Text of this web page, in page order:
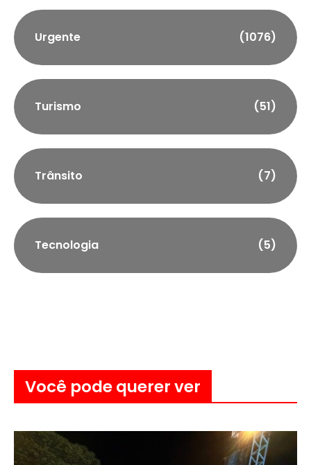
Urgente (1076)
Turismo (51)
Trânsito (7)
Tecnologia (5)
Você pode querer ver